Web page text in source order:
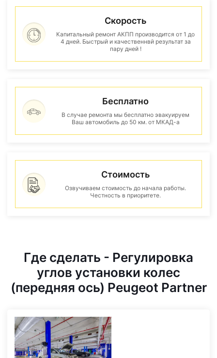
Скорость
Капитальный ремонт АКПП производится от 1 до
4 дней. Быстрый и качественнвй результат за
пару дней !
Бесплатно
В случае ремонта мы бесплатно эвакуируем
Ваш автомобиль до 50 км. от МКАД-а
Стоимость
Озвучиваем стоимость до начала работы.
Честность в приоритете.
Где сделать - Регулировка
углов установки колес
(передняя ось) Peugeot Partner